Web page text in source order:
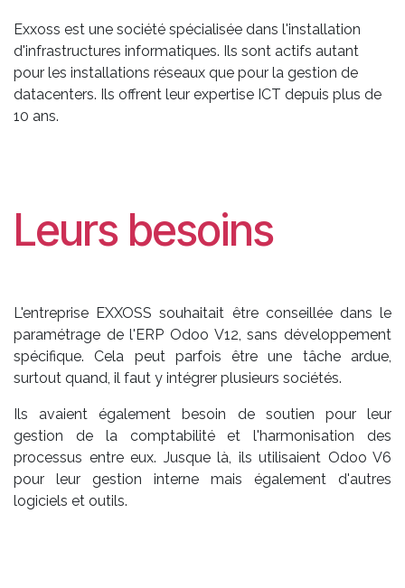
Exxoss est une société spécialisée dans l'installation
d'infrastructures informatiques. Ils sont actifs autant
pour les installations réseaux que pour la gestion de
datacenters. Ils offrent leur expertise ICT depuis plus de
10 ans.
Leurs besoins
L'entreprise EXXOSS souhaitait être conseillée dans le
paramétrage de l'ERP Odoo V12, sans développement
spécifique. Cela peut parfois être une tâche ardue,
surtout quand, il faut y intégrer plusieurs sociétés.
Ils avaient également besoin de soutien pour leur
gestion de la comptabilité et l'harmonisation des
processus entre eux. Jusque là, ils utilisaient Odoo V6
pour leur gestion interne mais également d'autres
logiciels et outils.